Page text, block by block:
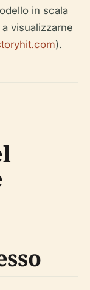
in scala
visualizzarne
).